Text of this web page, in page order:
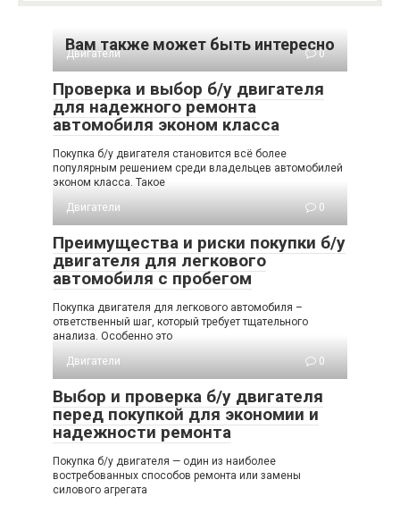
Вам также может быть интересно
Двигатели 0
Проверка и выбор б/у двигателя
для надежного ремонта
автомобиля эконом класса
Покупка б/у двигателя становится всё более
популярным решением среди владельцев автомобилей
эконом класса. Такое
Двигатели
0
Преимущества и риски покупки б/у
двигателя для легкового
автомобиля с пробегом
Покупка двигателя для легкового автомобиля –
ответственный шаг, который требует тщательного
анализа. Особенно это
Двигатели
0
Выбор и проверка б/у двигателя
перед покупкой для экономии и
надежности ремонта
Покупка б/у двигателя — один из наиболее
востребованных способов ремонта или замены
силового агрегата